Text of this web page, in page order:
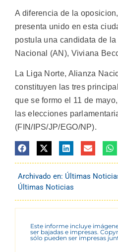
A diferencia de la
presenta unido en esta
postula una candidata de
Nacional (AN), Viviana
La Liga Norte, Alianza
constituyen las tres
que se formo el 11 de
las elecciones
(FIN/IPS/JP/EGO/NP).
Archivado en: Últimas
Últimas Noticias
Este informe incluye
ser bajadas e impresas.
sólo pueden ser impresas